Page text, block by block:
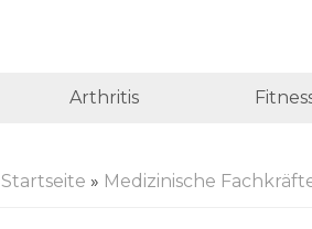
Arthritis
Startseite » Medizinische